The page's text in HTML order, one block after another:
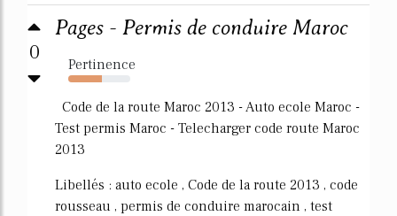
0
Pages - Permis de conduire Maroc
Pertinence
54%
Code de la route Maroc 2013 - Auto ecole Maroc -
Test permis Maroc - Telecharger code route Maroc
2013
Libellés : auto ecole , Code de la route 2013 , code
rousseau , permis de conduire marocain , test